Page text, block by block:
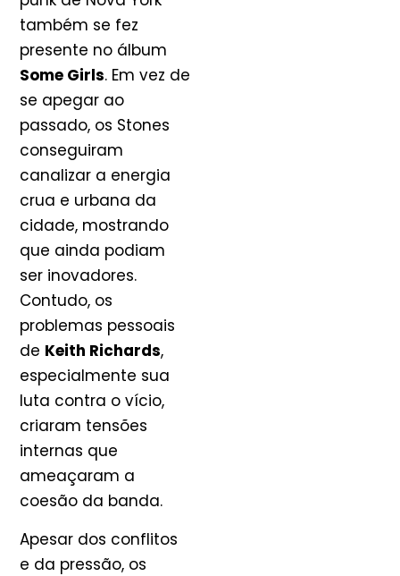
também se fez
presente no álbum
Some Girls. Em vez de
se apegar ao
passado, os Stones
conseguiram
canalizar a energia
crua e urbana da
cidade, mostrando
que ainda podiam
ser inovadores.
Contudo, os
problemas pessoais
de Keith Richards,
especialmente sua
luta contra o vício,
criaram tensões
internas que
ameaçaram a
coesão da banda.
Apesar dos conflitos
e da pressão, os